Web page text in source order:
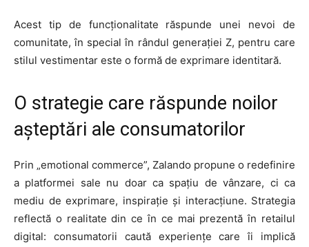
Acest tip de funcționalitate răspunde unei nevoi de
comunitate, în special în rândul generației Z, pentru care
stilul vestimentar este o formă de exprimare identitară.
O strategie care răspunde noilor
așteptări ale consumatorilor
Prin „emotional commerce”, Zalando propune o redefinire
a platformei sale nu doar ca spațiu de vânzare, ci ca
mediu de exprimare, inspirație și interacțiune. Strategia
reflectă o realitate din ce în ce mai prezentă în retailul
digital: consumatorii caută experiențe care îi implică